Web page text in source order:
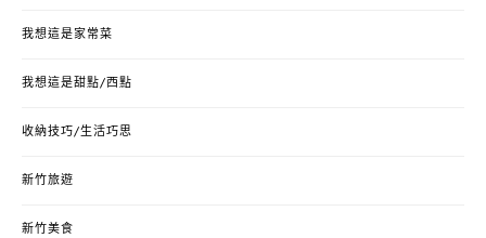
我想這是家常菜
我想這是甜點/西點
收納技巧/生活巧思
新竹旅遊
新竹美食